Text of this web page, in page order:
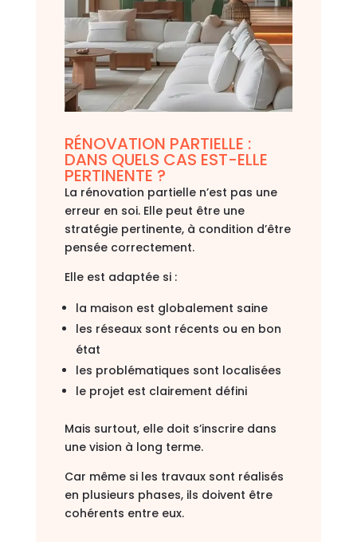
RÉNOVATION PARTIELLE :
DANS QUELS CAS EST-ELLE
PERTINENTE ?
La rénovation partielle n’est pas une
erreur en soi. Elle peut être une
stratégie pertinente, à condition d’être
pensée correctement.
Elle est adaptée si :
la maison est globalement saine
les réseaux sont récents ou en bon
état
les problématiques sont localisées
le projet est clairement défini
Mais surtout, elle doit s’inscrire dans
une vision à long terme.
Car même si les travaux sont réalisés
en plusieurs phases, ils doivent être
cohérents entre eux.